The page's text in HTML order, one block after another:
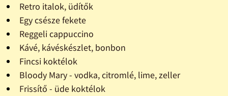
Retro italok, üdítők
Egy csésze fekete
Reggeli cappuccino
Kávé, kávéskészlet, bonbon
Fincsi koktélok
Bloody Mary - vodka, citromlé, lime, zeller
Frissítő - üde koktélok